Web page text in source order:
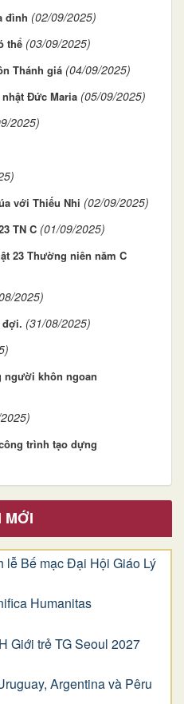
đình (02/09/2025)
thể (03/09/2025)
Thánh giá (04/09/2025)
Đức Maria (05/09/2025)
2025)
với Thiếu Nhi (02/09/2025)
TN C (01/09/2025)
23 Thường niên năm C
2025)
đợi. (31/08/2025)
khôn ngoan
trình tạo dựng
MỚI
lễ Bế mạc Đại Hội Giáo Lý
Humanitas
Giới trẻ TG Seoul 2027
Argentina và Pêru